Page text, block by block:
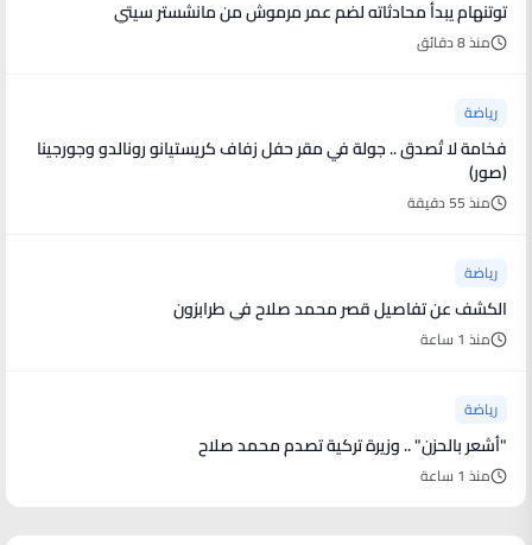
توتنهام يبدأ محادثاته لضم عمر مرموش من مانشستر سيتي
منذ 8 دقائق
رياضة
فخامة لا تُصدق .. جولة في مقر حفل زفاف كريستيانو رونالدو وجورجينا
(صور)
منذ 55 دقيقة
رياضة
الكشف عن تفاصيل قصر محمد صلاح في طرابزون
منذ 1 ساعة
رياضة
"أشعر بالحزن" .. وزيرة تركية تصدم محمد صلاح
منذ 1 ساعة